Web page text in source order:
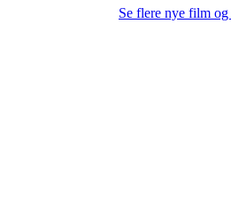
Se flere nye film